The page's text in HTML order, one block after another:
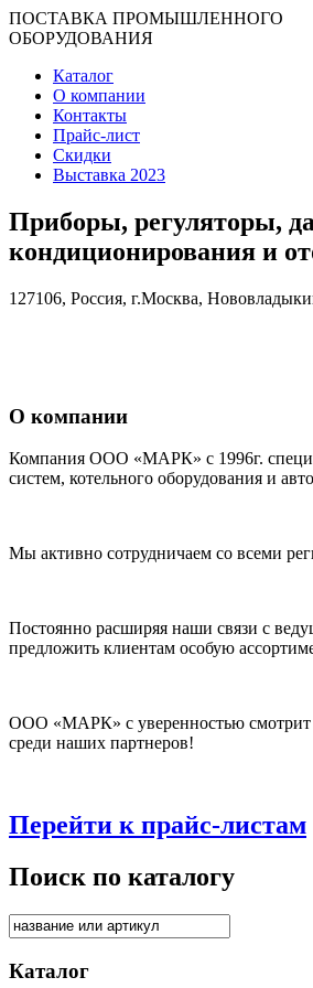
ПОСТАВКА ПРОМЫШЛЕННОГО
ОБОРУДОВАНИЯ
Каталог
О компании
Контакты
Прайс-лист
Скидки
Выставка 2023
Приборы, регуляторы,
кондиционирования и
127106, Россия, г.Москва,
О компании
Компания ООО «МАРК» с 1996г.
систем, котельного оборудования и
Мы активно сотрудничаем со всеми
Постоянно расширяя наши связи с
предложить клиентам особую
ООО «МАРК» с уверенностью смотрит
среди наших партнеров!
Перейти к прайс-листам
Поиск по каталогу
Каталог